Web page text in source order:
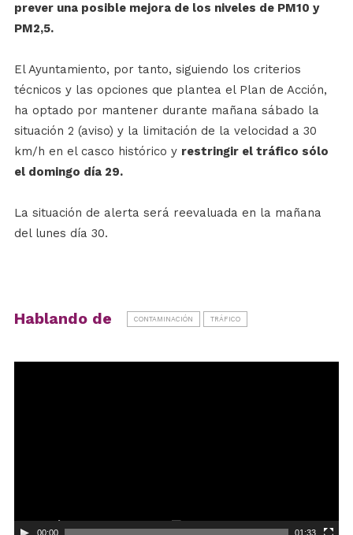
prever una posible mejora de los niveles de PM10 y
PM2,5.
El Ayuntamiento, por tanto, siguiendo los criterios
técnicos y las opciones que plantea el Plan de Acción,
ha optado por mantener durante mañana sábado la
situación 2 (aviso) y la limitación de la velocidad a 30
km/h en el casco histórico y restringir el tráfico sólo
el domingo día 29.
La situación de alerta será reevaluada en la mañana
del lunes día 30.
Hablando de CONTAMINACIÓN TRÁFICO
00:00 01:33